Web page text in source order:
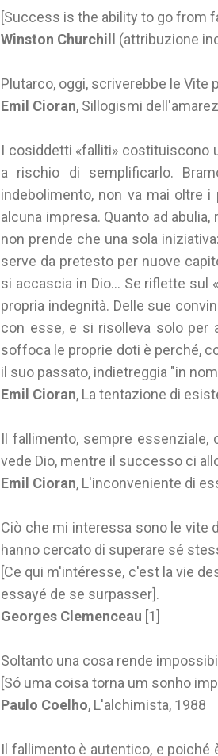
[Success is the ability to go from
Winston Churchill
(attribuzione
Plutarco, oggi, scriverebbe le Vite
Emil Cioran, Sillogismi
I cosiddetti «falliti» costituiscono
a rischio di semplificarlo.
indebolimento, non va mai oltre i
alcuna impresa. Quanto ad
non prende che una sola
serve da pretesto per nuove
si accascia in Dio... Se riflette sul
propria indegnità. Delle sue
con esse, e si risolleva solo per
soffoca le proprie doti è perché,
il suo passato, indietreggia "in
Emil Cioran, La tentazione di
Il fallimento, sempre
vede Dio, mentre il successo ci
Emil Cioran, L'inconveniente di
Ciò che mi interessa sono le vite
hanno cercato di superare sé
[Ce qui m'intéresse, c'est la vie
essayé de se surpasser].
Georges Clemenceau [1]
Soltanto una cosa rende
[Só uma coisa torna um sonho
Paulo Coelho, L'alchimista, 1988
Il fallimento è autentico, e poiché